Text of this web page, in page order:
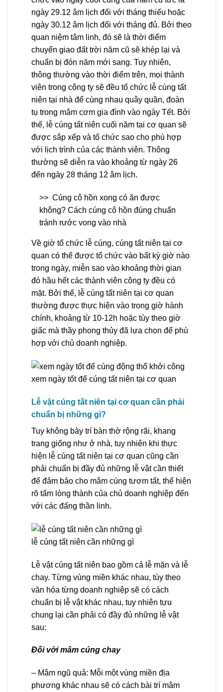
ngày 29.12 âm lịch đối với tháng thiếu hoặc
ngày 30.12 âm lịch đối với tháng đủ. Bởi theo
quan niệm tâm linh, đó sẽ là thời điểm
chuyển giao đất trời năm cũ sẽ khép lại và
chuẩn bị đón năm mới sang. Tuy nhiên,
thông thường vào thời điểm trên, mọi thành
viên trong công ty sẽ đều tổ chức lễ cúng tất
niên tại nhà để cùng nhau quây quần, đoàn
tụ trong mâm cơm gia đình vào ngày Tết. Bởi
thế, lễ cúng tất niên cuối năm tại cơ quan sẽ
được sắp xếp và tổ chức sao cho phù hợp
với lịch trình của các thành viên. Thông
thường sẽ diễn ra vào khoảng từ ngày 26
đến ngày 28 tháng 12 âm lịch.
>> Cúng cô hồn xong có ăn được
không? Cách cúng cô hồn đúng chuẩn
tránh rước vong vào nhà
Về giờ tổ chức lễ cúng, cúng tất niên tại cơ
quan có thể được tổ chức vào bất kỳ giờ nào
trong ngày, miễn sao vào khoảng thời gian
đó hầu hết các thành viên công ty đều có
mặt. Bởi thế, lễ cúng tất niên tại cơ quan
thường được thực hiện vào trong giờ hành
chính, khoảng từ 10-12h hoặc tùy theo giờ
giấc mà thầy phong thủy đã lựa chọn để phù
hợp với chủ doanh nghiệp.
xem ngày tốt để cúng tất niên tại cơ quan
Lễ vật cúng tất niên tại cơ quan cần phải
chuẩn bị những gì?
Tuy không bày trí bàn thờ rộng rãi, khang
trang giống như ở nhà, tuy nhiên khi thực
hiện lễ cúng tất niên tại cơ quan cũng cần
phải chuẩn bị đầy đủ những lễ vật cần thiết
để đảm bảo cho mâm cúng tươm tất, thể hiện
rõ tấm lòng thành của chủ doanh nghiệp đến
với các đấng thần linh.
lễ cúng tất niên cần những gì
Lễ vật cúng tất niên bao gồm cả lễ mặn và lễ
chay. Từng vùng miền khác nhau, tùy theo
văn hóa từng doanh nghiệp sẽ có cách
chuẩn bị lễ vật khác nhau, tuy nhiên tựu
chung lại cần phải có đầy đủ những lễ vật
sau:
Đối với mâm cúng chay
– Mâm ngũ quả: Mỗi một vùng miền địa
phương khác nhau sẽ có cách bài trí mâm